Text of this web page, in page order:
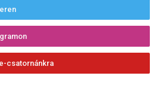
csatornánkra